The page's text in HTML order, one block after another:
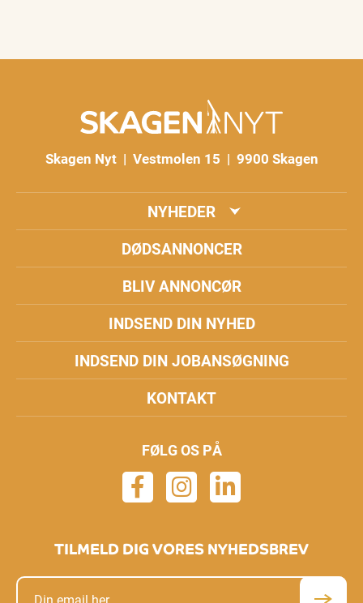
Skagen Nyt | Vestmolen 15 | 9900 Skagen
NYHEDER
DØDSANNONCER
BLIV ANNONCØR
INDSEND DIN NYHED
INDSEND DIN JOBANSØGNING
KONTAKT
FØLG OS PÅ
TILMELD DIG VORES NYHEDSBREV